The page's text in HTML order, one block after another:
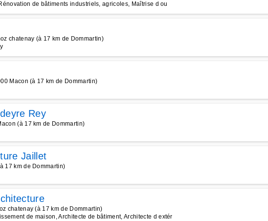
de bâtiments industriels, agricoles, Maîtrise d ou
chatenay (à 17 km de Dommartin)
Macon (à 17 km de Dommartin)
Rey
(à 17 km de Dommartin)
Jaillet
17 km de Dommartin)
chatenay (à 17 km de Dommartin)
de maison, Architecte de bâtiment, Architecte d extér